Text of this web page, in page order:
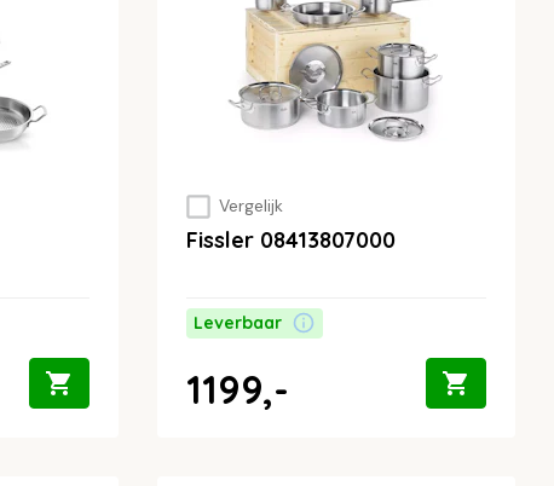
Vergelijk
Fissler 08413807000
Leverbaar
1199,-